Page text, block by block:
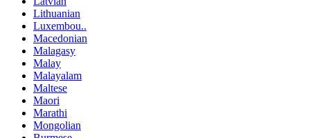
Lithuanian
Luxembou..
Macedonian
Malagasy
Malay
Malayalam
Maltese
Maori
Marathi
Mongolian